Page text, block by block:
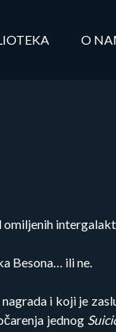
O
Besona… ili ne.
i koji je
jednog